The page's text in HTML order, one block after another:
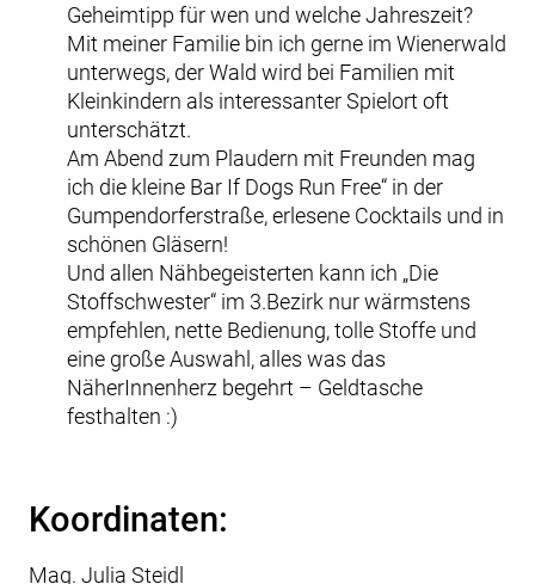
Geheimtipp für wen und welche Jahreszeit?
Mit meiner Familie bin ich gerne im Wienerwald
unterwegs, der Wald wird bei Familien mit
Kleinkindern als interessanter Spielort oft
unterschätzt.
Am Abend zum Plaudern mit Freunden mag
ich die kleine Bar If Dogs Run Free“ in der
Gumpendorferstraße, erlesene Cocktails und in
schönen Gläsern!
Und allen Nähbegeisterten kann ich „Die
Stoffschwester“ im 3.Bezirk nur wärmstens
empfehlen, nette Bedienung, tolle Stoffe und
eine große Auswahl, alles was das
NäherInnenherz begehrt – Geldtasche
festhalten :)
Koordinaten:
Mag. Julia Steidl